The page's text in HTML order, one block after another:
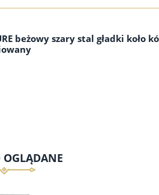
beżowy szary stal gładki koło